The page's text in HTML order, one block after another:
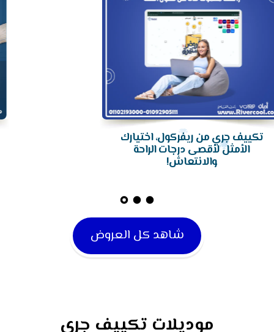
تكييف جري من ريفركول، اختيارك
الأمثل لأقصى درجات الراحة
شاهد كل العروض
موديلات تكييف جري